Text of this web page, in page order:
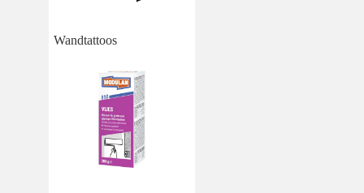
Wandtattoos